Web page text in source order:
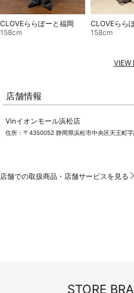
CLOVEららぽーと福岡
158cm
CLOVEらら
158cm
VIEW
店舗情報
Vinイオンモール浜松店
住所：〒4350052 静岡県浜松市中央区天王町
店舗での取扱商品・店舗サービスを見る
STORE